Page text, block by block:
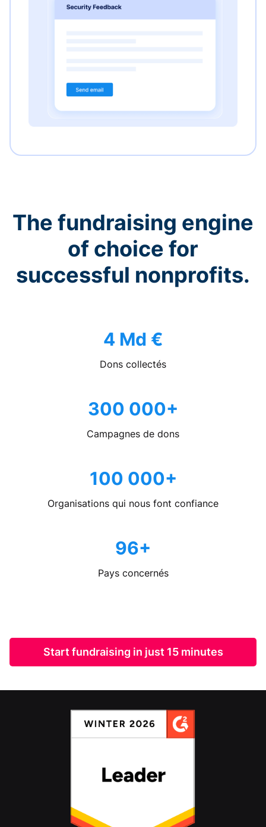
The fundraising engine
of choice for
successful nonprofits.
4 Md €
Dons collectés
300 000+
Campagnes de dons
100 000+
Organisations qui nous font confiance
96+
Pays concernés
Start fundraising in just 15 minutes